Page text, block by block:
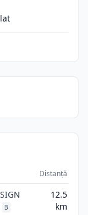
Distanță
B
12.5
km